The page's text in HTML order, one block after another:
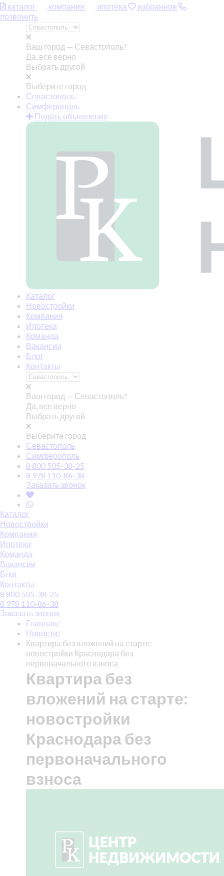
каталог компания ипотека
избранное
позвонить
Ваш город — Севастополь?
Да, все верно
Выбрать другой
Выберите город
Севастополь
Симферополь
Подать объявление
Каталог
Новостройки
Компания
Ипотека
Команда
Вакансии
Блог
Контакты
Ваш город — Севастополь?
Да, все верно
Выбрать другой
Выберите город
Севастополь
Симферополь
8 800 505-38-25
8 978 110-86-38
Заказать звонок
Каталог
Новостройки
Компания
Ипотека
Команда
Вакансии
Блог
Контакты
8 800 505-38-25
8 978 110-86-38
Заказать звонок
Главная/
Новости/
Квартира без вложений на старте:
новостройки Краснодара без
первоначального взноса
Квартира без
вложений на старте:
новостройки
Краснодара без
первоначального
взноса